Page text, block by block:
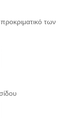
των